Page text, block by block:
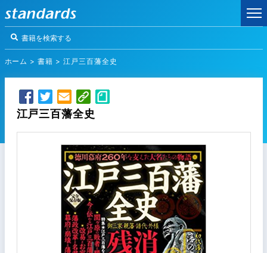
ホーム >書籍 >江戸三百藩全史
江戸三百藩全史